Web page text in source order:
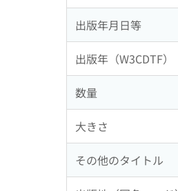
出版年月日等
出版年（W3CDTF）
数量
大きさ
その他のタイトル